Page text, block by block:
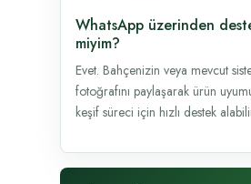
WhatsApp üzerinden
miyim?
Evet. Bahçenizin veya mevcut
fotoğrafını paylaşarak ürün
keşif süreci için hızlı destek